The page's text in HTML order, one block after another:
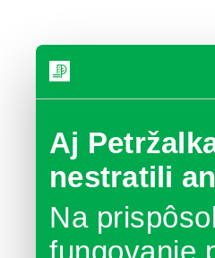
Aj
nestratili
Na